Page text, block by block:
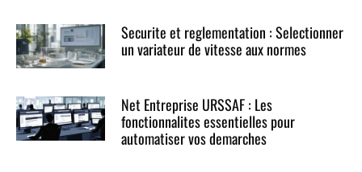
Securite et reglementation : Selectionner
un variateur de vitesse aux normes
Net Entreprise URSSAF : Les
fonctionnalites essentielles pour
automatiser vos demarches